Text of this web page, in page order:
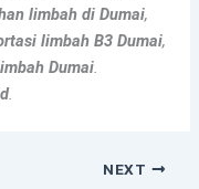
limbah di Dumai,
limbah B3 Dumai,
Dumai.
.
NEXT